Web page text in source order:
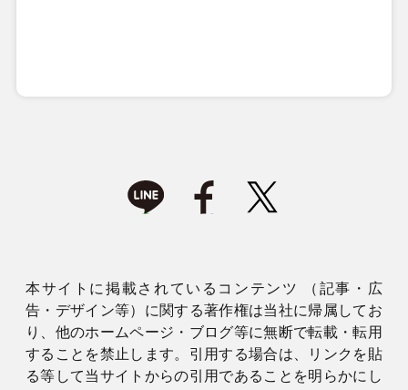
本サイトに掲載されているコンテンツ （記事・広
告・デザイン等）に関する著作権は当社に帰属してお
り、他のホームページ・ブログ等に無断で転載・転用
することを禁止します。引用する場合は、リンクを貼
る等して当サイトからの引用であることを明らかにし